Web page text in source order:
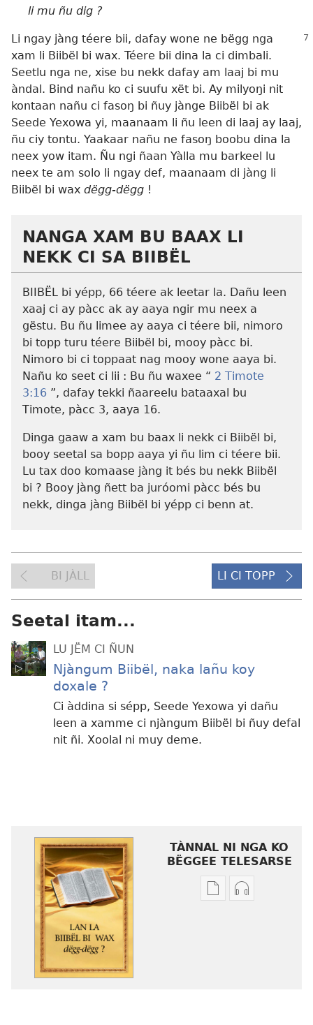
li mu ñu dig ?
Li ngay jàng téere bii, dafay wone ne bëgg nga
xam li Biibël bi wax. Téere bii dina la ci dimbali.
Seetlu nga ne, xise bu nekk dafay am laaj bi mu
àndal. Bind nañu ko ci suufu xët bi. Ay milyoŋi nit
kontaan nañu ci fasoŋ bi ñuy jànge Biibël bi ak
Seede Yexowa yi, maanaam li ñu leen di laaj ay laaj,
ñu ciy tontu. Yaakaar nañu ne fasoŋ boobu dina la
neex yow itam. Ñu ngi ñaan Yàlla mu barkeel lu
neex te am solo li ngay def, maanaam di jàng li
Biibël bi wax dëgg-dëgg !
NANGA XAM BU BAAX LI
NEKK CI SA BIIBËL
BIIBËL bi yépp, 66 téere ak leetar la. Dañu leen
xaaj ci ay pàcc ak ay aaya ngir mu neex a
gëstu. Bu ñu limee ay aaya ci téere bii, nimoro
bi topp turu téere Biibël bi, mooy pàcc bi.
Nimoro bi ci toppaat nag mooy wone aaya bi.
Nañu ko seet ci lii : Bu ñu waxee “ 2 Timote
3:16 ”, dafay tekki ñaareelu bataaxal bu
Timote, pàcc 3, aaya 16.
Dinga gaaw a xam bu baax li nekk ci Biibël bi,
booy seetal sa bopp aaya yi ñu lim ci téere bii.
Lu tax doo komaase jàng it bés bu nekk Biibël
bi ? Booy jàng ñett ba juróomi pàcc bés bu
nekk, dinga jàng Biibël bi yépp ci benn at.
BI JÀLL LI CI TOPP
Seetal itam...
LU JËM CI ÑUN
Njàngum Biibël, naka lañu koy
doxale ?
Ci àddina si sépp, Seede Yexowa yi dañu
leen a xamme ci njàngum Biibël bi ñuy defal
nit ñi. Xoolal ni muy deme.
TÀNNAL NI NGA KO
BËGGEE TELESARSE
TànnalTànnal